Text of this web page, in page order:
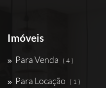
Imóveis
Para Venda ( 4 )
Para Locação ( 1 )